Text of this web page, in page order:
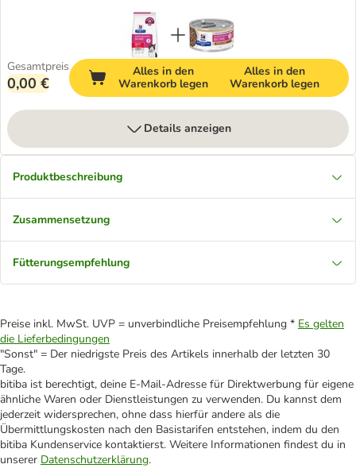
Gesamtpreis
0,00 €
Alles in den
Warenkorb legen
Alles in den
Warenkorb legen
Details anzeigen
Produktbeschreibung
Zusammensetzung
Fütterungsempfehlung
Preise inkl. MwSt. UVP = unverbindliche Preisempfehlung * Es gelten
die Lieferbedingungen
"Sonst" = Der niedrigste Preis des Artikels innerhalb der letzten 30
Tage.
bitiba ist berechtigt, deine E-Mail-Adresse für Direktwerbung für eigene
ähnliche Waren oder Dienstleistungen zu verwenden. Du kannst dem
jederzeit widersprechen, ohne dass hierfür andere als die
Übermittlungskosten nach den Basistarifen entstehen, indem du den
bitiba Kundenservice kontaktierst. Weitere Informationen findest du in
unserer Datenschutzerklärung.